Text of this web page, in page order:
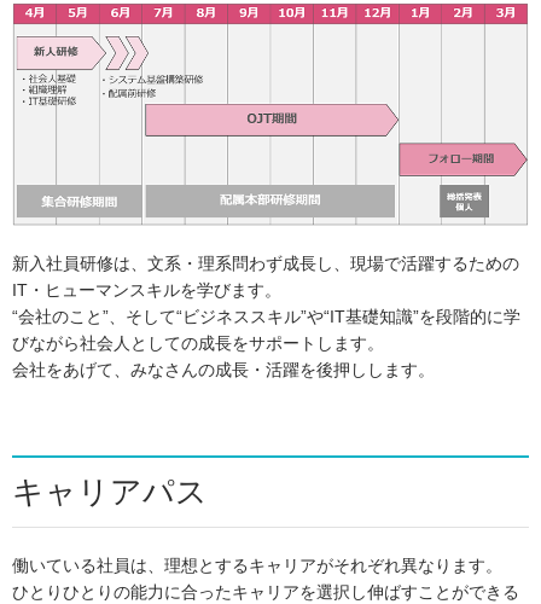
新入社員研修は、文系・理系問わず成長し、現場で活躍するための
IT・ヒューマンスキルを学びます。
“会社のこと”、そして“ビジネススキル”や“IT基礎知識”を段階的に学
びながら社会人としての成長をサポートします。
会社をあげて、みなさんの成長・活躍を後押しします。
キャリアパス
働いている社員は、理想とするキャリアがそれぞれ異なります。
ひとりひとりの能力に合ったキャリアを選択し伸ばすことができる